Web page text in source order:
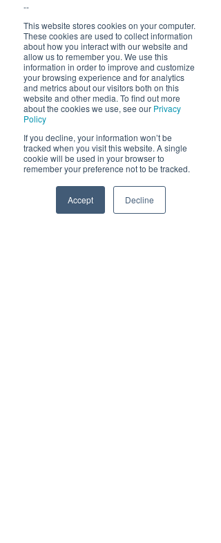
--
This website stores cookies on your computer.
These cookies are used to collect information
about how you interact with our website and
allow us to remember you. We use this
information in order to improve and customize
your browsing experience and for analytics
and metrics about our visitors both on this
website and other media. To find out more
about the cookies we use, see our Privacy
Policy
If you decline, your information won’t be
tracked when you visit this website. A single
cookie will be used in your browser to
remember your preference not to be tracked.
Accept Decline
Hold deg oppdatert om hva
som skjer på Himmelblå og
neste sommer!
Send
Email Facebook